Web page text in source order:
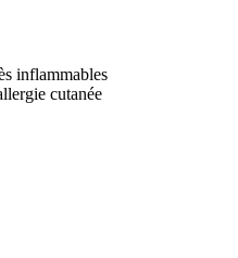
inflammables
cutanée